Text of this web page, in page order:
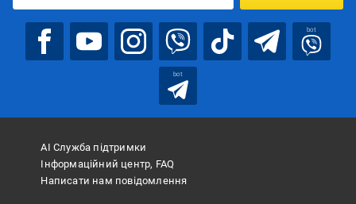
bot
bot
АІ Служба підтримки
Інформаційний центр, FAQ
Написати нам повідомлення